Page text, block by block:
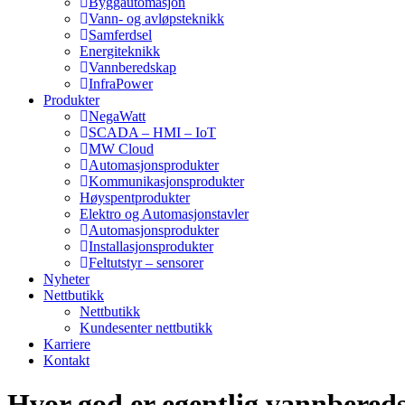
Vann- og avløpsteknikk
Samferdsel
Energiteknikk
Vannberedskap
InfraPower
Produkter
NegaWatt
SCADA – HMI – IoT
MW Cloud
Automasjonsprodukter
Kommunikasjonsprodukter
Høyspentprodukter
Elektro og Automasjonstavler
Automasjonsprodukter
Installasjonsprodukter
Feltutstyr – sensorer
Nyheter
Nettbutikk
Nettbutikk
Kundesenter nettbutikk
Karriere
Kontakt